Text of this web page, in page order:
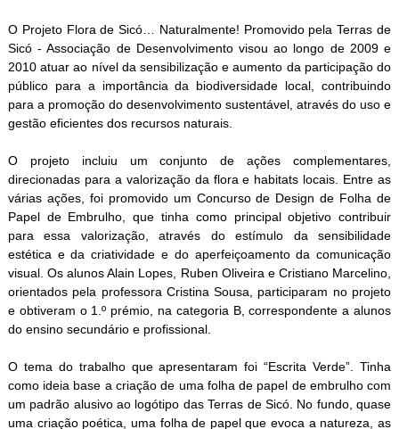
O Projeto Flora de Sicó… Naturalmente! Promovido pela Terras de
Sicó - Associação de Desenvolvimento visou ao longo de 2009 e
2010 atuar ao nível da sensibilização e aumento da participação do
público para a importância da biodiversidade local, contribuindo
para a promoção do desenvolvimento sustentável, através do uso e
gestão eficientes dos recursos naturais.
O projeto incluiu um conjunto de ações complementares,
direcionadas para a valorização da flora e habitats locais. Entre as
várias ações, foi promovido um Concurso de Design de Folha de
Papel de Embrulho, que tinha como principal objetivo contribuir
para essa valorização, através do estímulo da sensibilidade
estética e da criatividade e do aperfeiçoamento da comunicação
visual. Os alunos Alain Lopes, Ruben Oliveira e Cristiano Marcelino,
orientados pela professora Cristina Sousa, participaram no projeto
e obtiveram o 1.º prémio, na categoria B, correspondente a alunos
do ensino secundário e profissional.
O tema do trabalho que apresentaram foi “Escrita Verde”. Tinha
como ideia base a criação de uma folha de papel de embrulho com
um padrão alusivo ao logótipo das Terras de Sicó. No fundo, quase
uma criação poética, uma folha de papel que evoca a natureza, as